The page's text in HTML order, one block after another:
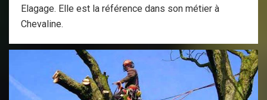
Elagage. Elle est la référence dans son métier à
Chevaline.